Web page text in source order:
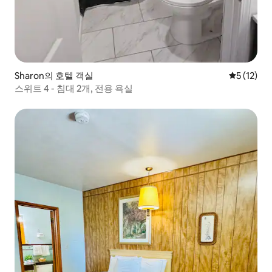
Sharon의 호텔 객실 평점 5점
5 (12)
스위트 4 - 침대 2개, 전용 욕실